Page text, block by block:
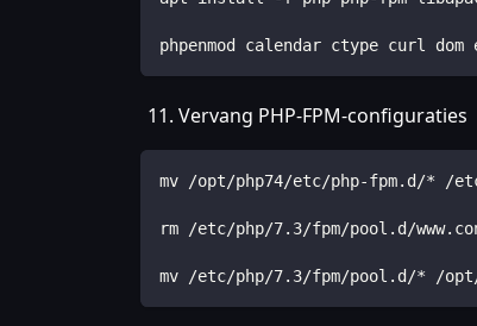
phpenmod calendar ctype curl
Vervang PHP-FPM-configuraties
mv /opt/php74/etc/php-fpm.d/* /
rm /etc/php/7.3/fpm/pool.d/
mv /etc/php/7.3/fpm/pool.d/* /